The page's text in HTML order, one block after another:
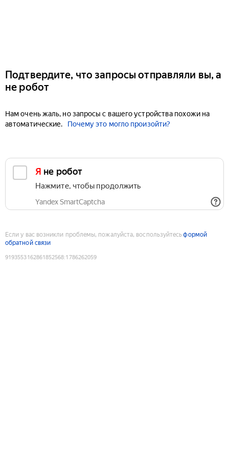
Подтвердите, что запросы отправляли вы, а
не робот
Нам очень жаль, но запросы с вашего устройства похожи на
автоматические.
Почему это могло произойти?
Я не робот
Нажмите, чтобы продолжить
Yandex SmartCaptcha
Если у вас возникли проблемы, пожалуйста, воспользуйтесьформой
обратной связи
9193553162861852568:1786262059